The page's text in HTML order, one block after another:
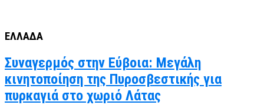
ΕΛΛΑΔΑ
Συναγερμός στην Εύβοια: Μεγάλη
κινητοποίηση της Πυροσβεστικής για
πυρκαγιά στο χωριό Λάτας